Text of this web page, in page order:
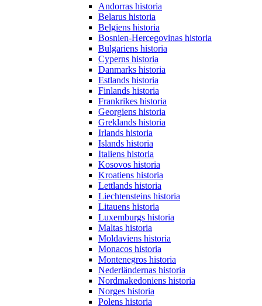
Andorras historia
Belarus historia
Belgiens historia
Bosnien-Hercegovinas historia
Bulgariens historia
Cyperns historia
Danmarks historia
Estlands historia
Finlands historia
Frankrikes historia
Georgiens historia
Greklands historia
Irlands historia
Islands historia
Italiens historia
Kosovos historia
Kroatiens historia
Lettlands historia
Liechtensteins historia
Litauens historia
Luxemburgs historia
Maltas historia
Moldaviens historia
Monacos historia
Montenegros historia
Nederländernas historia
Nordmakedoniens historia
Norges historia
Polens historia